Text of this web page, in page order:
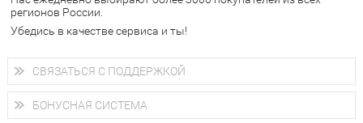
регионов России.
Убедись в качестве сервиса и ты!
СВЯЗАТЬСЯ С ПОДДЕРЖКОЙ
+7 (800) 707-24-55
Мы будем рады ответить на все Ваши вопросы по работе
магазина, проконсультировать по товарам, рассказать о
БОНУСНАЯ СИСТЕМА